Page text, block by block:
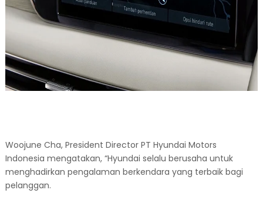
Woojune Cha, President Director PT Hyundai Motors
Indonesia mengatakan, “Hyundai selalu berusaha untuk
menghadirkan pengalaman berkendara yang terbaik bagi
pelanggan.